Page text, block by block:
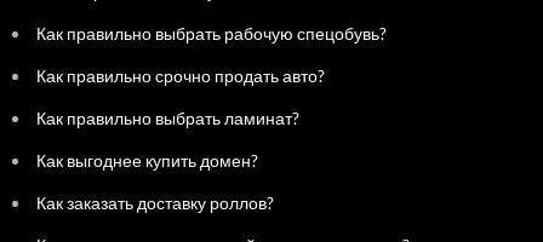
Как правильно выбрать рабочую спецобувь?
Как правильно срочно продать авто?
Как правильно выбрать ламинат?
Как выгоднее купить домен?
Как заказать доставку роллов?